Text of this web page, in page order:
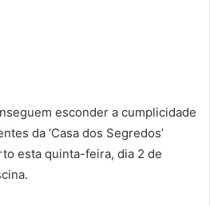
esconder a cumplicidade
da ‘Casa dos Segredos’
esta quinta-feira, dia 2 de